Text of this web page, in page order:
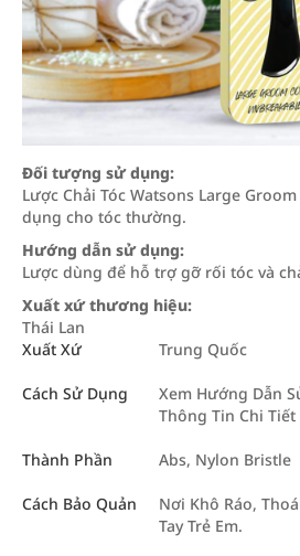
Đối tượng sử dụng:
Lược Chải Tóc Watsons Large
dụng cho tóc thường.
Hướng dẫn sử dụng:
Lược dùng để hỗ trợ gỡ rối tóc và
Xuất xứ thương hiệu:
Thái Lan
Xuất Xứ
Trung Quốc
Cách Sử Dụng
Xem Hướng Dẫn
Thông Tin Chi Tiết
Thành Phần Abs, Nylon Bristle
Cách Bảo Quản
Nơi Khô Ráo,
Tay Trẻ Em.